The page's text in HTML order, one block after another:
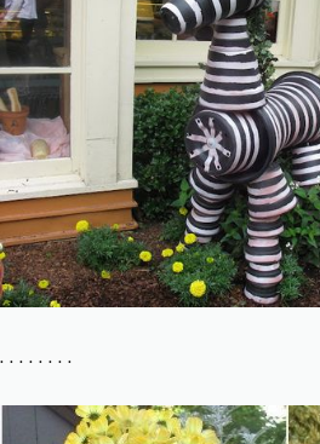
. . . . . . . .